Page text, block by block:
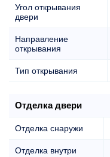
Угол открывания
двери
Направление
открывания
Тип открывания
Отделка двери
Отделка снаружи
Отделка внутри